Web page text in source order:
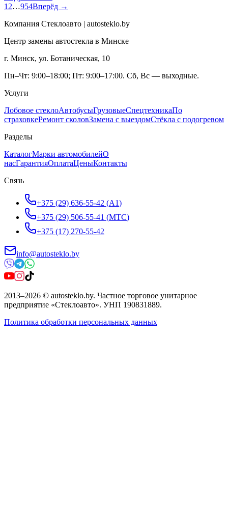
1 2…954Вперёд →
Компания Стеклоавто | autosteklo.by
Центр замены автостекла в Минске
г. Минск, ул. Ботаническая, 10
Пн–Чт: 9:00–18:00; Пт: 9:00–17:00. Сб, Вс — выходные.
Услуги
Лобовое стеклоАвтобусыГрузовыеСпецтехникаПо
страховкеРемонт сколовЗамена с выездомСтёкла с подогревом
Разделы
КаталогМарки автомобилейО
насГарантияОплатаЦеныКонтакты
Связь
+375 (29) 636-55-42 (A1)
+375 (29) 506-55-41 (МТС)
+375 (17) 270-55-42
info@autosteklo.by
2013–2026 © autosteklo.by. Частное торговое унитарное
предприятие «Стеклоавто». УНП 190831889.
Политика обработки персональных данных